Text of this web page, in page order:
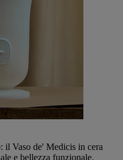
il Vaso de' Medicis in cera
e bellezza funzionale.